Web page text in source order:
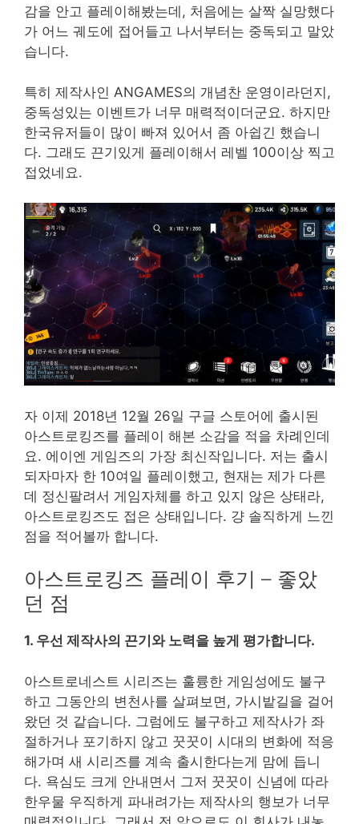
감을 안고 플레이해봤는데, 처음에는 살짝 실망했다
가 어느 궤도에 접어들고 나서부터는 중독되고 말았
습니다.
특히 제작사인 ANGAMES의 개념찬 운영이라던지,
중독성있는 이벤트가 너무 매력적이더군요. 하지만
한국유저들이 많이 빠져 있어서 좀 아쉽긴 했습니
다. 그래도 끈기있게 플레이해서 레벨 100이상 찍고
접었네요.
자 이제 2018년 12월 26일 구글 스토어에 출시된
아스트로킹즈를 플레이 해본 소감을 적을 차례인데
요. 에이엔 게임즈의 가장 최신작입니다. 저는 출시
되자마자 한 10여일 플레이했고, 현재는 제가 다른
데 정신팔려서 게임자체를 하고 있지 않은 상태라,
아스트로킹즈도 접은 상태입니다. 걍 솔직하게 느낀
점을 적어볼까 합니다.
아스트로킹즈 플레이 후기 – 좋았
던 점
1. 우선 제작사의 끈기와 노력을 높게 평가합니다.
아스트로네스트 시리즈는 훌륭한 게임성에도 불구
하고 그동안의 변천사를 살펴보면, 가시밭길을 걸어
왔던 것 같습니다. 그럼에도 불구하고 제작사가 좌
절하거나 포기하지 않고 꿋꿋이 시대의 변화에 적응
해가며 새 시리즈를 계속 출시한다는게 맘에 듭니
다. 욕심도 크게 안내면서 그저 꿋꿋이 신념에 따라
한우물 우직하게 파내려가는 제작사의 행보가 너무